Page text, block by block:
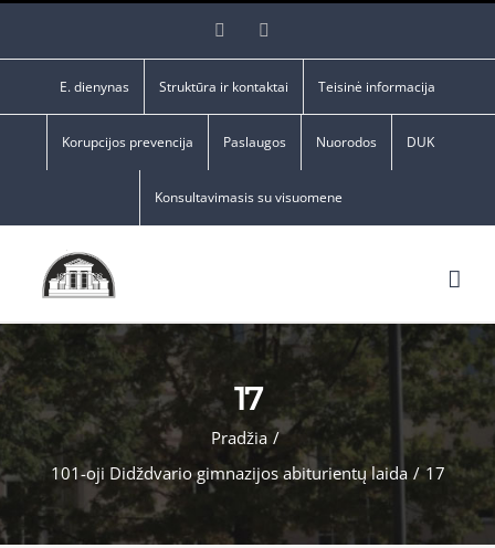
Facebook
E. dienynas Struktūra ir kontaktai Teisinė informacija
Korupcijos prevencija Paslaugos Nuorodos DUK
Konsultavimasis su visuomene
17
Pradžia /
101-oji Didždvario gimnazijos abiturientų laida / 17